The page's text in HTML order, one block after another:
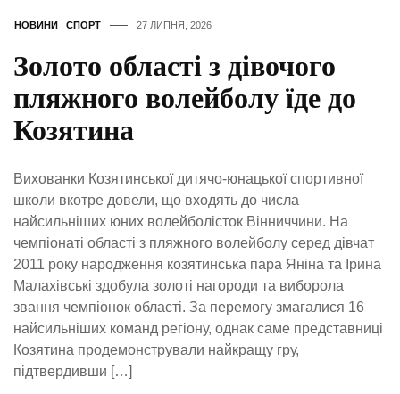
НОВИНИ СПОРТ 27 ЛИПНЯ, 2026
Золото області з дівочого
пляжного волейболу їде до
Козятина
Вихованки Козятинської дитячо-юнацької спортивної
школи вкотре довели, що входять до числа
найсильніших юних волейболісток Вінниччини. На
чемпіонаті області з пляжного волейболу серед дівчат
2011 року народження козятинська пара Яніна та Ірина
Малахівські здобула золоті нагороди та виборола
звання чемпіонок області. За перемогу змагалися 16
найсильніших команд регіону, однак саме представниці
Козятина продемонстрували найкращу гру,
підтвердивши […]